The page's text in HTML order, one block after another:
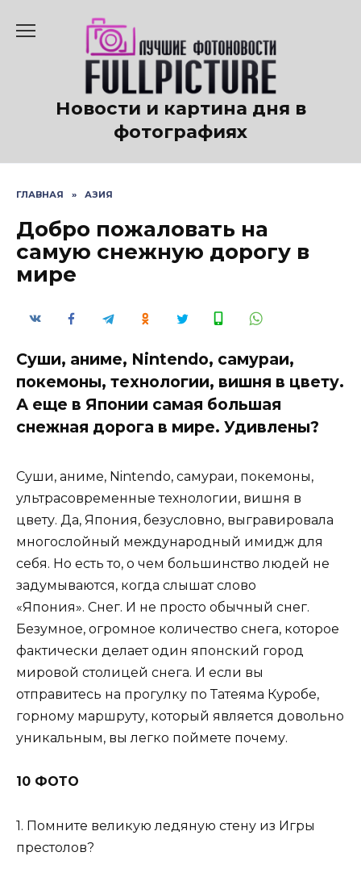
содержанию
Новости и картина дня в
фотографиях
ГЛАВНАЯ » АЗИЯ
Добро пожаловать на
самую снежную дорогу в
мире
Суши, аниме, Nintendo, самураи,
покемоны, технологии, вишня в цвету.
А еще в Японии самая большая
снежная дорога в мире. Удивлены?
Суши, аниме, Nintendo, самураи, покемоны,
ультрасовременные технологии, вишня в
цвету. Да, Япония, безусловно, выгравировала
многослойный международный имидж для
себя. Но есть то, о чем большинство людей не
задумываются, когда слышат слово
«Япония». Снег. И не просто обычный снег.
Безумное, огромное количество снега, которое
фактически делает один японский город
мировой столицей снега. И если вы
отправитесь на прогулку по Татеяма Куробе,
горному маршруту, который является довольно
уникальным, вы легко поймете почему.
10 ФОТО
1. Помните великую ледяную стену из Игры
престолов?